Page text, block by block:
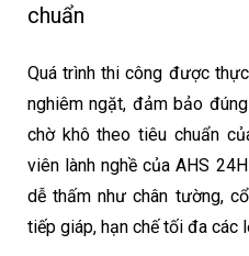
chuẩn
Quá trình thi công được
nghiêm ngặt, đảm bảo
chờ khô theo tiêu chuẩn
viên lành nghề của AHS
dễ thấm như chân tường,
tiếp giáp, hạn chế tối đa các